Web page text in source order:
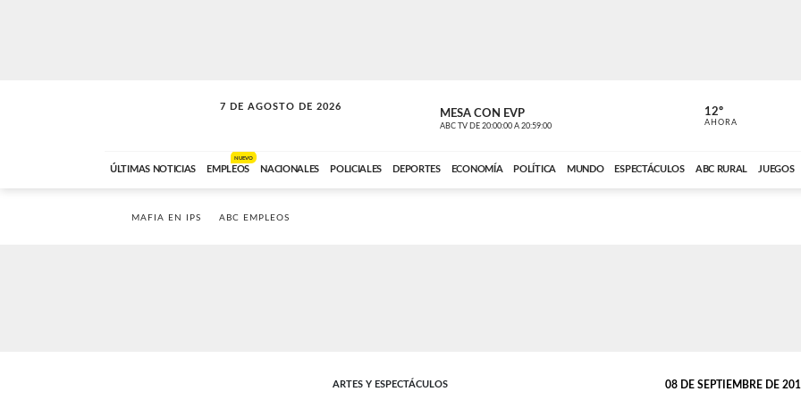
7 DE AGOSTO DE 2026
SOLO MÚSICA MESA CON EVP
ABC TV DE 20:00:00 A 20:59:00 ABC CARDINAL
12º
AHORA
ÚLTIMAS NOTICIAS EMPLEOS
NUEVO
NACIONALES POLICIALES DEPORTES ECONOMÍA POLÍTICA MUNDO ESPECTÁCULOS ABC RURAL JUEGOS
MAFIA EN IPS ABC EMPLEOS
ARTES Y ESPECTÁCULOS 08 DE SEPTIEMBRE DE